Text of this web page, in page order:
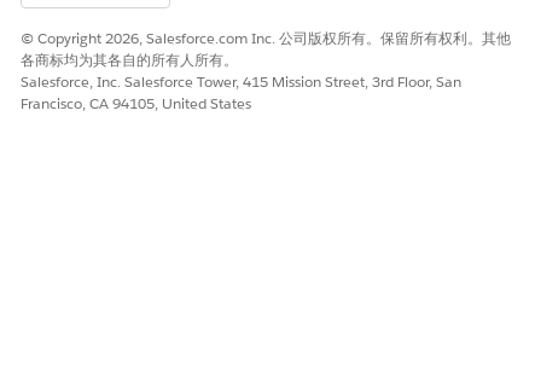
© Copyright 2026, Salesforce.com Inc. 公司版权所有。保留所有权利。其他
各商标均为其各自的所有人所有。
Salesforce, Inc. Salesforce Tower, 415 Mission Street, 3rd Floor, San
Francisco, CA 94105, United States